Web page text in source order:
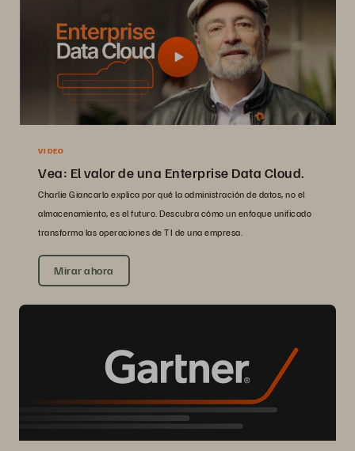
VIDEO
Vea: El valor de una Enterprise Data Cloud.
Charlie Giancarlo explica por qué la administración de datos, no el
almacenamiento, es el futuro. Descubra cómo un enfoque unificado
transforma las operaciones de TI de una empresa.
Mirar ahora